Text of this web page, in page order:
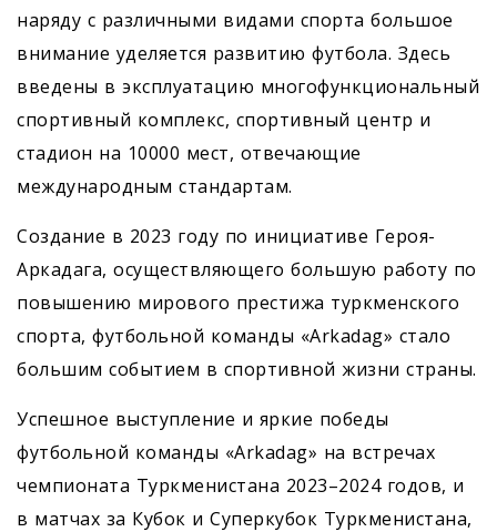
наряду с различными видами спорта большое
внимание уделяется развитию футбола. Здесь
введены в эксплуатацию многофункциональный
спортивный комплекс, спортивный центр и
стадион на 10000 мест, отвечающие
международным стандартам.
Создание в 2023 году по инициативе ­Героя-
Аркадага, осуществляющего большую работу по
повышению мирового престижа туркменского
спорта, футбольной команды «Arkadag» стало
большим событием в спортивной жизни страны.
Успешное выступление и яркие победы
футбольной команды «Arkadag» на встречах
чемпионата Туркменистана 2023–2024 годов, и
в матчах за Кубок и Суперкубок Туркменистана,